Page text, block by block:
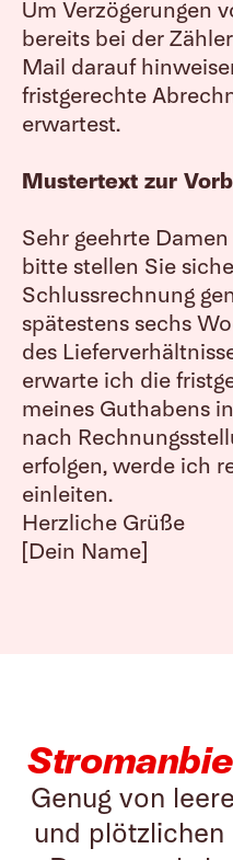
Um Verzögerungen
bereits bei der
Mail darauf
fristgerechte
erwartest.
Mustertext zur
Sehr geehrte
bitte stellen Sie
Schlussrechnung
spätestens sechs
des
erwarte ich die
meines Guthabens
nach
erfolgen, werde ich
einleiten.
Herzliche Grüße
[Dein Name]
Genug von
und plötzlichen